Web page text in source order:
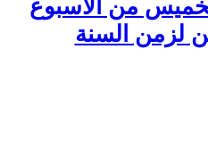
– 11 – 2026 الخميس من الأسبوع
لزمن السنة